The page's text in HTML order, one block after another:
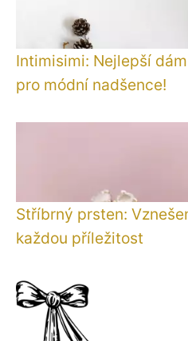
Intimisimi: Nejlepší
pro módní nadšence!
Stříbrný prsten:
každou příležitost